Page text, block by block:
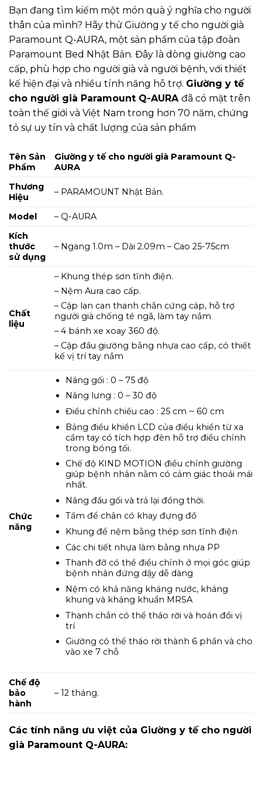
Bạn đang tìm kiếm một món quà ý nghĩa cho người
thân của mình? Hãy thử Giường y tế cho người già
Paramount Q-AURA, một sản phẩm của tập đoàn
Paramount Bed Nhật Bản. Đây là dòng giường cao
cấp, phù hợp cho người già và người bệnh, với thiết
kế hiện đại và nhiều tính năng hỗ trợ. Giường y tế
cho người già Paramount Q-AURA đã có mặt trên
toàn thế giới và Việt Nam trong hơn 70 năm, chứng
tỏ sự uy tín và chất lượng của sản phẩm
Tên Sản
Phẩm
Giường y tế cho người già Paramount Q-
AURA
Thương
Hiệu
– PARAMOUNT Nhật Bản.
Model
– Q-AURA
Kích
thước
sử dụng
– Ngang 1.0m – Dài 2.09m – Cao 25-75cm
Chất
liệu
– Khung thép sơn tĩnh điện.
– Nệm Aura cao cấp.
– Cặp lan can thanh chắn cứng cáp, hỗ trợ
người già chống té ngã, làm tay nắm
– 4 bánh xe xoay 360 độ.
– Cặp đầu giường bằng nhựa cao cấp, có thiết
kế vị trí tay nắm
Chức
năng
Nâng gối : 0 – 75 độ
Nâng lưng : 0 – 30 độ
Điều chỉnh chiều cao : 25 cm ~ 60 cm
Bảng điều khiển LCD của điều khiển từ xa
cầm tay có tích hợp đèn hỗ trợ điều chỉnh
trong bóng tối.
Chế độ KIND MOTION điều chỉnh giường
giúp bệnh nhân nằm có cảm giác thoải mái
nhất.
Nâng đầu gối và trả lại đồng thời.
Tấm để chân có khay đựng đồ
Khung để nệm bằng thép sơn tĩnh điện
Các chi tiết nhựa làm bằng nhựa PP
Thanh đỡ có thể điều chỉnh ở mọi góc giúp
bệnh nhân đứng dậy dễ dàng
Nệm có khả năng kháng nước, kháng
khung và kháng khuẩn MRSA
Thanh chắn có thể tháo rời và hoán đổi vị
trí
Giường có thể tháo rời thành 6 phần và cho
vào xe 7 chỗ
Chế độ
bảo
hành
– 12 tháng.
Các tính năng ưu việt của Giường y tế cho người
già Paramount Q-AURA: